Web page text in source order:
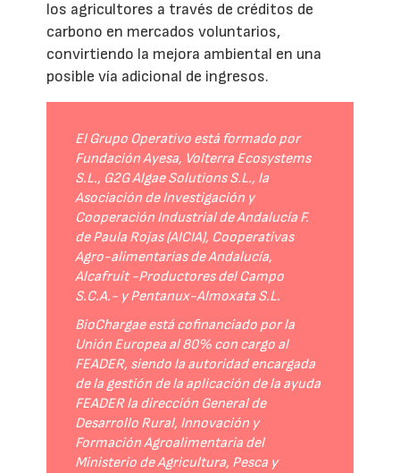
los agricultores a través de créditos de
carbono en mercados voluntarios,
convirtiendo la mejora ambiental en una
posible vía adicional de ingresos.
El Grupo Operativo está formado por
Fundación Ayesa, Volterra Ecosystems
S.L., G2G Algae Solutions S.L., la
Asociación de Investigación y
Cooperación Industrial de Andalucía F.
de Paula Rojas (AICIA), Cooperativas
Agro-alimentarias de Andalucía,
Alcafruit -Productores del Campo
S.C.A.- y Pentanux-Almoxata S.L.
BioChargae está cofinanciado por la
Unión Europea al 80% con cargo al
FEADER, siendo la autoridad encargada
de la gestión de la aplicación de la ayuda
FEADER la dirección General de
Desarrollo Rural, Innovación y
Formación Agroalimentaria del
Ministerio de Agricultura, Pesca y